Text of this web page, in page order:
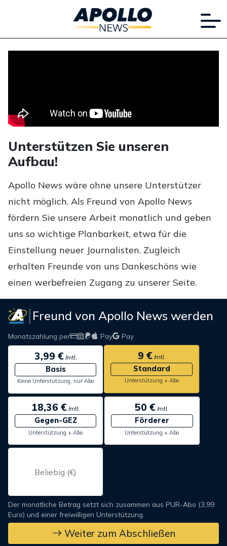
Unterstützen Sie unseren
Aufbau!
Apollo News wäre ohne unsere Unterstützer
nicht möglich. Als Freund von Apollo News
fördern Sie unsere Arbeit monatlich und geben
uns so wichtige Planbarkeit, etwa für die
Einstellung neuer Journalisten. Zugleich
erhalten Freunde von uns Dankeschöns wie
einen werbefreien Zugang zu unserer Seite.
Freund von Apollo News werden
Monatszahlung per Pay Pay
3,99 €/mtl.
Basis
Keine Unterstützung, nur Abo
9 €/mtl.
Standard
Unterstützung + Abo
18,36 €/mtl.
Gegen-GEZ
Unterstützung + Abo
50 € /mtl.
Förderer
Unterstützung + Abo
Der monatliche Betrag setzt sich zusammen aus PUR-Abo (3,99
Euro) und einer freiwilligen Unterstützung.
Weiter zum Abschließen